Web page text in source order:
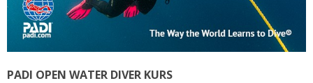
PADI OPEN WATER DIVER KURS